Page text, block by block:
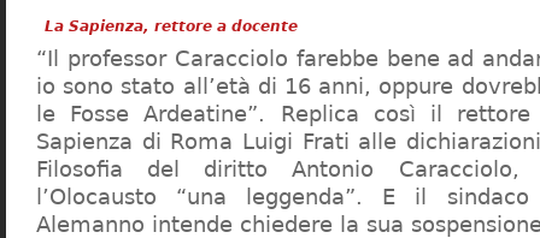
La Sapienza, rettore a docente
“Il professor Caracciolo farebbe bene ad
io sono stato all’età di 16 anni, oppure
le Fosse Ardeatine”. Replica così il rettore
Sapienza di Roma Luigi Frati alle
Filosofia del diritto Antonio
l’Olocausto “una leggenda”. E il
Alemanno intende chiedere la sua